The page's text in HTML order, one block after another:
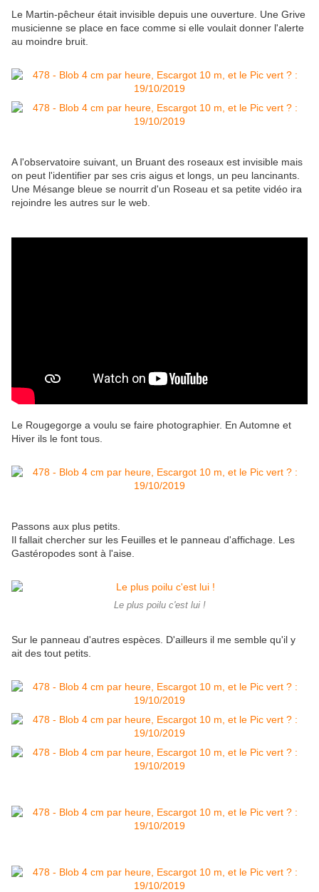
Le Martin-pêcheur était invisible depuis une ouverture. Une Grive
musicienne se place en face comme si elle voulait donner l'alerte
au moindre bruit.
A l'observatoire suivant, un Bruant des roseaux est invisible mais
on peut l'identifier par ses cris aigus et longs, un peu lancinants.
Une Mésange bleue se nourrit d'un Roseau et sa petite vidéo ira
rejoindre les autres sur le web.
Le Rougegorge a voulu se faire photographier. En Automne et
Hiver ils le font tous.
Passons aux plus petits.
Il fallait chercher sur les Feuilles et le panneau d'affichage. Les
Gastéropodes sont à l'aise.
Le plus poilu c'est lui !
Sur le panneau d'autres espèces. D'ailleurs il me semble qu'il y
ait des tout petits.